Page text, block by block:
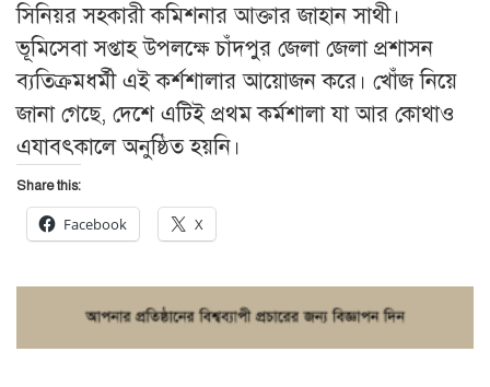
সিনিয়র সহকারী কমিশনার আক্তার জাহান সাথী।
ভূমিসেবা সপ্তাহ উপলক্ষে চাঁদপুর জেলা জেলা প্রশাসন
ব্যতিক্রমধর্মী এই কর্শশালার আয়োজন করে। খোঁজ নিয়ে
জানা গেছে, দেশে এটিই প্রথম কর্মশালা যা আর কোথাও
এযাবৎকালে অনুষ্ঠিত হয়নি।
Share this:
Facebook X